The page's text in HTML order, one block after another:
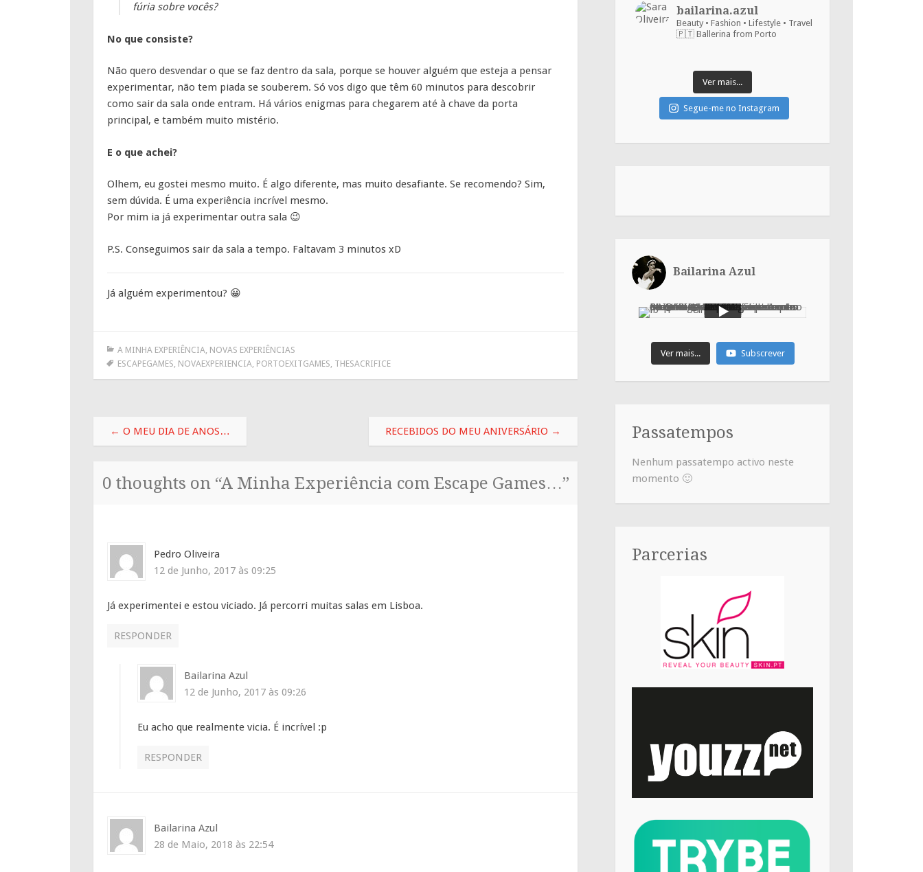
fúria sobre vocês?
No que consiste?
Não quero desvendar o que se faz dentro da sala, porque se houver alguém que esteja a pensar
experimentar, não tem piada se souberem. Só vos digo que têm 60 minutos para descobrir
como sair da sala onde entram. Há vários enigmas para chegarem até à chave da porta
principal, e também muito mistério.
E o que achei?
Olhem, eu gostei mesmo muito. É algo diferente, mas muito desafiante. Se recomendo? Sim,
sem dúvida. É uma experiência incrível mesmo.
Por mim ia já experimentar outra sala 😉
P.S. Conseguimos sair da sala a tempo. Faltavam 3 minutos xD
Já alguém experimentou? 😀
A MINHA EXPERIÊNCIA NOVAS EXPERIÊNCIAS
ESCAPEGAMES NOVAEXPERIENCIA PORTOEXITGAMES THESACRIFICE
Post
navigation
← O MEU DIA DE ANOS… RECEBIDOS DO MEU ANIVERSÁRIO →
0 thoughts on “A Minha Experiência com Escape Games…”
Pedro Oliveira
12 de Junho, 2017 às 09:25
Já experimentei e estou viciado. Já percorri muitas salas em Lisboa.
RESPONDER
Bailarina Azul
12 de Junho, 2017 às 09:26
Eu acho que realmente vicia. É incrível :p
RESPONDER
Bailarina Azul
28 de Maio, 2018 às 22:54
bailarina.azul
Beauty • Fashion • Lifestyle • Travel
🇵🇹 Ballerina from Porto
Ver mais...
Segue-me no Instagram
Bailarina Azul
Ver mais... Subscrever
Passatempos
Nenhum passatempo activo neste
momento 🙂
Parcerias